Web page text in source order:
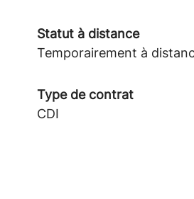
Statut à distance
Temporairement à
Type de contrat
CDI